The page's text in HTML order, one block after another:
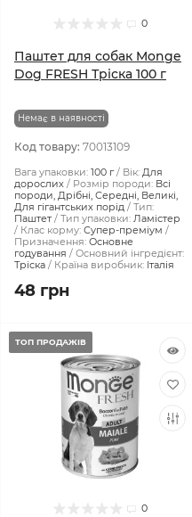
0
Паштет для собак Monge
Dog FRESH Тріска 100 г
Немає в наявності
Код товару: 70013109
Вага упаковки: 100 г Вік: Для
дорослих
Розмір породи: Всі
породи, Дрібні, Середні, Великі,
Для гігантських порід
Тип:
Паштет
Тип упаковки: Ламістер
Клас корму: Супер-преміум
Призначення: Основне
годування
Основний інгредієнт:
Тріска
Країна виробник: Італія
48 грн
ТОП ПРОДАЖІВ
0